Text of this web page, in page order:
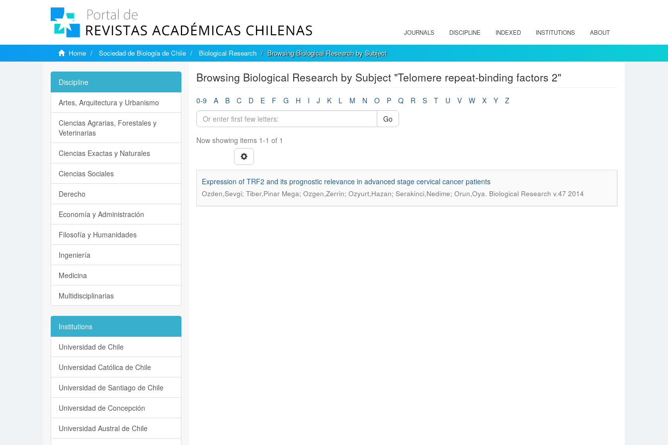
JOURNALS DISCIPLINE INDEXED INSTITUTIONS ABOUT
Home Sociedad de Biología de Chile Biological Research Browsing Biological Research by Subject
Browsing Biological Research by Subject "Telomere repeat-binding factors 2"
0-9 A B C D E F G H I J K L M N O P Q R S T U V W X Y
Z
Go
Now showing items 1-1 of 1
Expression of TRF2 and its prognostic relevance in advanced stage cervical cancer patients
Ozden,Sevgi; Tiber,Pinar Mega; Ozgen,Zerrin; Ozyurt,Hazan; Serakinci,Nedime; Orun,Oya. Biological Research v.47 2014
Discipline
Artes, Arquitectura y Urbanismo
Ciencias Agrarias, Forestales y
Veterinarias
Ciencias Exactas y Naturales
Ciencias Sociales
Derecho
Economía y Administración
Filosofía y Humanidades
Ingeniería
Medicina
Multidisciplinarias
Institutions
Universidad de Chile
Universidad Católica de Chile
Universidad de Santiago de Chile
Universidad de Concepción
Universidad Austral de Chile